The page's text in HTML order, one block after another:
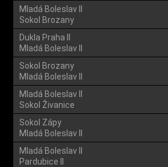
Mladá Boleslav II
Sokol Brozany
Dukla Praha II
Mladá Boleslav II
Sokol Brozany
Mladá Boleslav II
Mladá Boleslav II
Sokol Živanice
Sokol Zápy
Mladá Boleslav II
Mladá Boleslav II
Pardubice II